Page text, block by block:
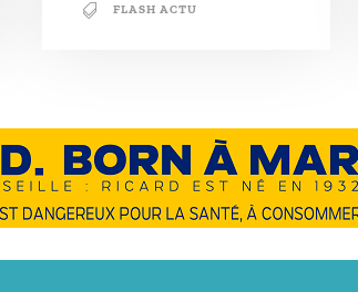
FLASH ACTU
En savoir +